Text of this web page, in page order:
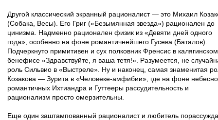
Другой классический экранный рационалист — это Михаил
(Собака, Весы). Его Григ («Безымянная звезда») рационален до
цинизма. Надменно рационален физик из «Девяти дней одного
года», особенно на фоне романтичнейшего Гусева (Баталов).
Подчеркнуто примитивен и сух полковник Френсис в калягинском
бенефисе «Здравствуйте, я ваша тетя!». Разумеется, не
роль Сильвио в «Выстреле». Ну и наконец, самая знаменитая
Козакова — Зурита в «Человеке-амфибии», где на фоне небесно
романтичных Ихтиандра и Гуттееры рассудительность и
рационализм просто омерзительны.
Еще один заштампованный рационалист и любитель